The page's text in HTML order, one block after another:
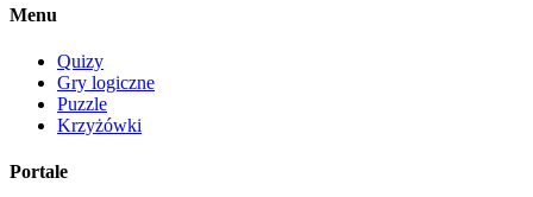
Menu
Quizy
Gry logiczne
Puzzle
Krzyżówki
Portale